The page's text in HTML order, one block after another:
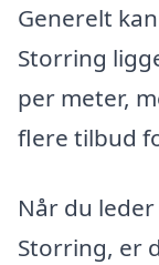
Generelt
Storring
per meter,
flere tilbud
Når du
Storring, er